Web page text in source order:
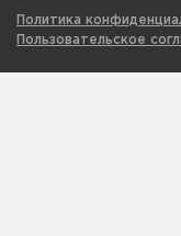
Политика
Пользовательское